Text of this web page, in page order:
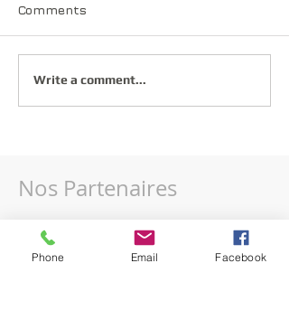
Jump !
Comments
Write a comment...
Nos Partenaires
Phone Email Facebook